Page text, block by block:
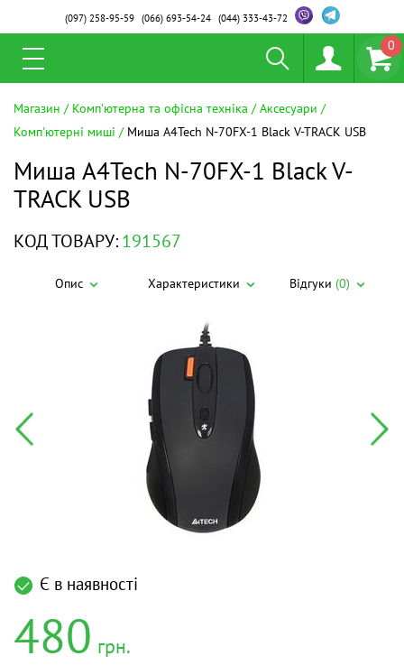
(097)258-95-59 (066)693-54-24 (044)333-43-72
0
Магазин Комп'ютерна та офісна техніка
Аксесуари
Комп'ютерні миші
Миша A4Tech N-70FX-1 Black V-TRACK USB
Миша A4Tech N-70FX-1 Black V-
TRACK USB
КОД ТОВАРУ:191567
Опис Характеристики Відгуки(0)
Є в наявності
480 грн.